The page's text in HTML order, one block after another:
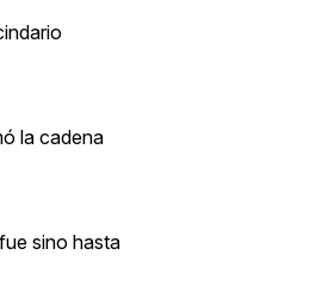
la cadena
sino hasta